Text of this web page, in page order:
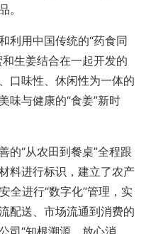
。
利用中国传统的“药食同
生姜结合在一起开发的
口味性、休闲性为一体的
味与健康的“食姜”新时
的“从农田到餐桌”全程跟
料进行标识，建立了农产
全进行“数字化”管理，实
配送、市场流通到消费的
司“知根溯源、放心消